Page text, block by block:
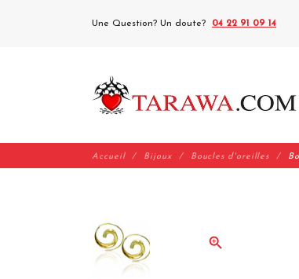
Une Question? Un doute? 04 22 91 09 14
Accueil Bijoux Boucles d'oreilles
zoom_in